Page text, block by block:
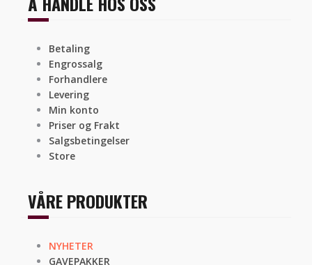
Betaling
Engrossalg
Forhandlere
Levering
Min konto
Priser og Frakt
Salgsbetingelser
Store
VÅRE PRODUKTER
NYHETER
GAVEPAKKER